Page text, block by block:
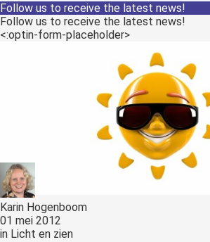
Follow us to receive the latest news!
Follow us to receive the latest news!
<:optin-form-placeholder>
Karin Hogenboom
01 mei 2012
in Licht en zien